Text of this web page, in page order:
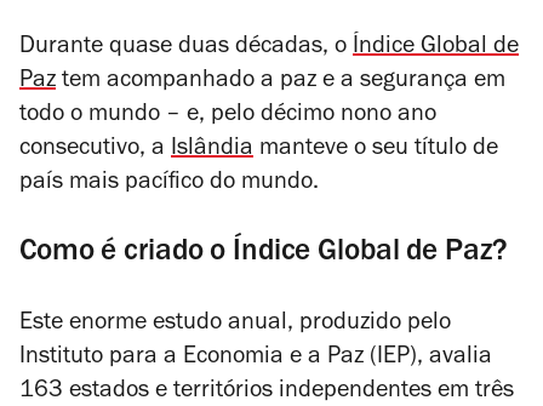
Durante quase duas décadas, o Índice Global de
Paz tem acompanhado a paz e a segurança em
todo o mundo – e, pelo décimo nono ano
consecutivo, a Islândia manteve o seu título de
país mais pacífico do mundo.
Como é criado o Índice Global de Paz?
Este enorme estudo anual, produzido pelo
Instituto para a Economia e a Paz (IEP), avalia
163 estados e territórios independentes em três